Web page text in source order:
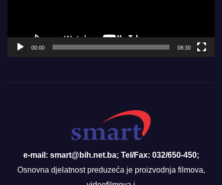
00:00 08:30
e-mail: smart@bih.net.ba; Tel/Fax: 032/650-450;
Osnovna djelatnost preduzeća je proizvodnja filmova,